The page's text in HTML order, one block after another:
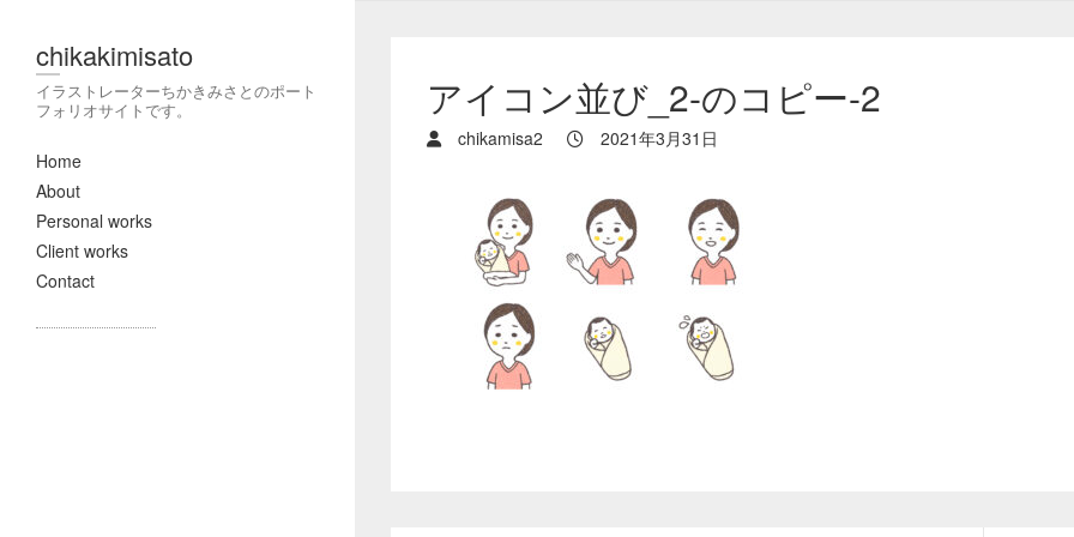
chikakimisato
イラストレーターちかきみさとのポート
フォリオサイトです。
Home
About
Personal works
Client works
Contact
アイコン並び_2-のコピー-2
chikamisa2 2021年3月31日